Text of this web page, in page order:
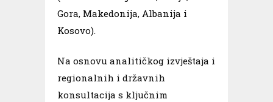
Gora, Makedonija, Albanija i
Kosovo).
Na osnovu analitičkog izvještaja i
regionalnih i državnih
konsultacija s ključnim